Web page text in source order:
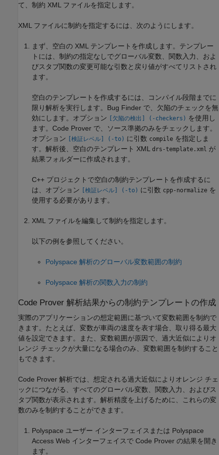
て、制約 XML ファイルを指定します。
XML ファイルに制約を指定するには、次のようにします。
まず、空白の XML テンプレートを作成します。テンプレー
トには、制約の指定なしでグローバル変数、関数入力、およ
びスタブ関数の変更可能な引数と戻り値がすべてリストされ
ます。
空白のテンプレートを作成するには、コンパイル段階までに
限り解析を実行します。Bug Finder で、欠陥のチェックを無
効にします。オプション
[欠陥の検出] (-checkers) を使用し
ます。Code Prover で、ソース準拠のみをチェックします。
オプション
[検証レベル] (-to) に引数 compile を指定しま
す。解析後、空白のテンプレート XML drs-template.xml が
結果フォルダーに作成されます。
C++ プロジェクトで空白の制約テンプレートを作成するに
は、オプション
[検証レベル] (-to) に引数 cpp-normalize を
使用する必要があります。
XML ファイルを編集して制約を指定します。
以下の例を参照してください。
Polyspace 解析のグローバル変数範囲の制約
Polyspace 解析の関数入力の制約
Code Prover 解析結果からの制約テンプレートの作成
実際のアプリケーションの想定範囲に基づいて変数範囲を制約で
きます。たとえば、変数が車両の速度を表す場合、取り得る最大
値を設定できます。また、変数範囲が原因で、過大近似によりオ
レンジ チェックが大量になる場合のみ、変数範囲を制約すること
もできます。
Code Prover 解析では、想定される過大近似によりオレンジ チェ
ックにつながる、すべてのグローバル変数、関数入力、およびス
タブ関数が表示されます。解析精度を上げるために、これらの変
数のみを制約することができます。
Polyspace ユーザー インターフェイスまたは Polyspace
Access Web インターフェイスで Code Prover の結果を開き
ます。